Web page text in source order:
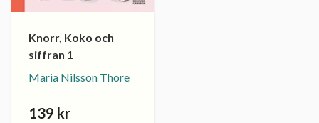
Knorr, Koko och
siffran 1
Maria Nilsson Thore
139 kr